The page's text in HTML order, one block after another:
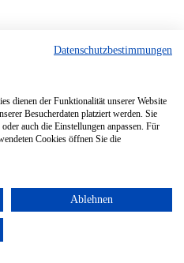
Datenschutzbestimmungen
dienen der Funktionalität unserer Website
Besucherdaten platziert werden. Sie
auch die Einstellungen anpassen. Für
Cookies öffnen Sie die
Ablehnen